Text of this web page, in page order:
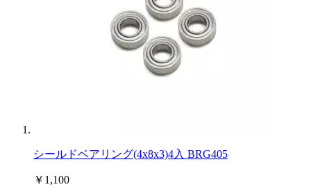
シールドベアリング(4x8x3)4入 BRG405
￥1,100